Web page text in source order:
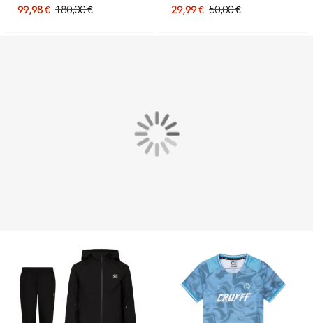
99,98 € 180,00 € 29,99 € 50,00 €